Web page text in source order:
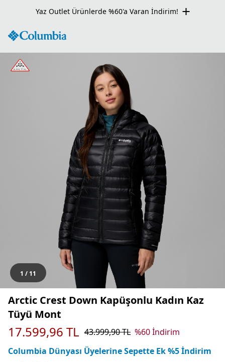
Kış Outlet Ürünlerde Net %60 İndirim
1 / 11
Arctic Crest Down Kapüşonlu Kadın Kaz
Tüyü Mont
17.599,96 TL 43.999,90TL %60İndirim
Columbia Dünyası Üyelerine Sepette Ek %5 İndirim